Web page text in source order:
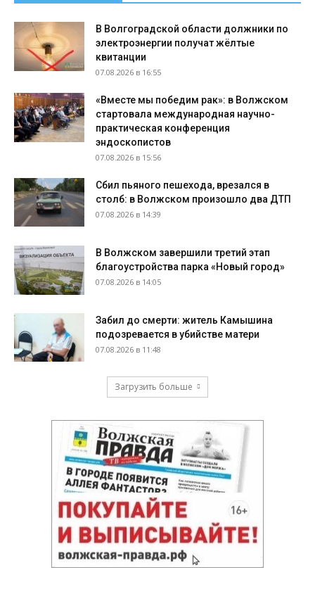
В Волгоградской области должники по
электроэнергии получат жёлтые
квитанции
07.08.2026 в 16:55
«Вместе мы победим рак»: в Волжском
стартовала международная научно-
практическая конференция
эндоскопистов
07.08.2026 в 15:56
Сбил пьяного пешехода, врезался в
столб: в Волжском произошло два ДТП
07.08.2026 в 14:39
В Волжском завершили третий этап
благоустройства парка «Новый город»
07.08.2026 в 14:05
Забил до смерти: житель Камышина
подозревается в убийстве матери
07.08.2026 в 11:48
Загрузить больше